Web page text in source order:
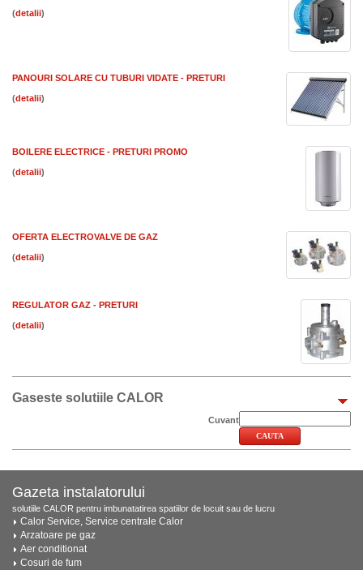
( )
PANOURI SOLARE CU TUBURI VIDATE - PRETURI
( )
BOILERE ELECTRICE - PRETURI PROMO
( )
OFERTA ELECTROVALVE DE GAZ
( )
REGULATOR GAZ - PRETURI
( )
Gaseste solutiile CALOR
Cuvant
Gazeta instalatorului
solutiile CALOR pentru imbunatatirea spatiilor de locuit sau de lucru
Calor Service, Service centrale Calor
Arzatoare pe gaz
Aer conditionat
Cosuri de fum